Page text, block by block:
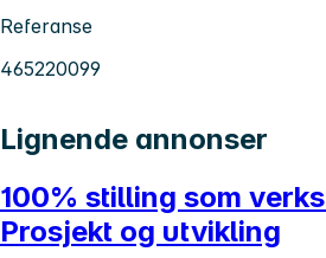
Referanse
465220099
Lignende annonser
100% stilling som
Prosjekt og utvikling